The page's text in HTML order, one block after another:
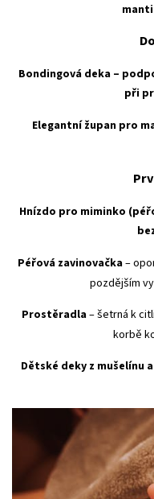
Bondingová deka–
při
Elegantní župan pro
Hnízdo pro miminko
Péřová zavinovačka–
pozdějším
Prostěradla– šetrná k
korbě
Dětské deky z mušelínu